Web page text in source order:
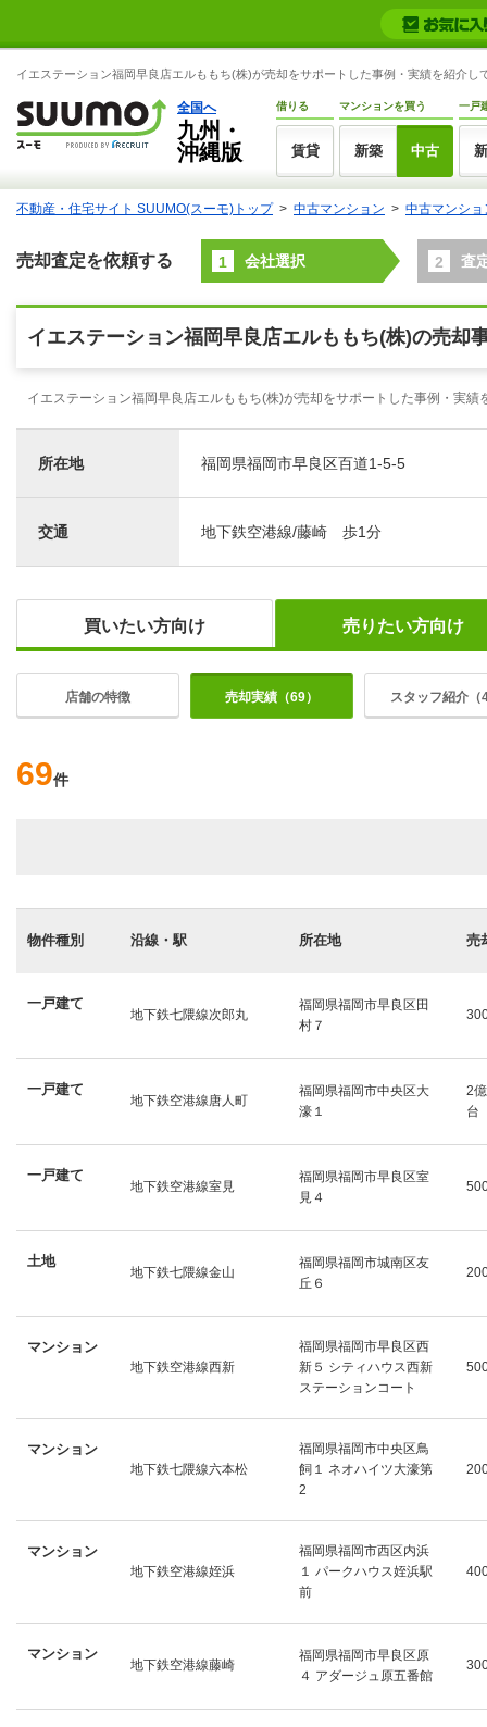
イエステーション福岡早良店エルももち(株)が売却をサポートした事例・実績を紹介し
全国へ
九州・
沖縄版
借りる
賃貸
マンションを買う
新築 中古
一戸
不動産・住宅サイト SUUMO(スーモ)トップ 中古マンション 中古マンシ
売却査定を依頼する 1 会社選択 2 査
イエステーション福岡早良店エルももち(株)の売却
イエステーション福岡早良店エルももち(株)が売却をサポートした事例・実
所在地 福岡県福岡市早良区百道1-5-5
交通 地下鉄空港線/藤崎 歩1分
買いたい方向け 売りたい方向け
店舗の特徴 売却実績（69） スタッフ紹介（
69件
物件種別 沿線・駅 所在地 売
一戸建て
地下鉄七隈線次郎丸
福岡県福岡市早良区田
村７
一戸建て
地下鉄空港線唐人町
福岡県福岡市中央区大
濠１
2
台
一戸建て
地下鉄空港線室見
福岡県福岡市早良区室
見４
土地
地下鉄七隈線金山
福岡県福岡市城南区友
丘６
マンション
地下鉄空港線西新
福岡県福岡市早良区西
新５ シティハウス西新
ステーションコート
マンション
地下鉄七隈線六本松
福岡県福岡市中央区鳥
飼１ ネオハイツ大濠第
2
マンション
地下鉄空港線姪浜
福岡県福岡市西区内浜
１ パークハウス姪浜駅
前
マンション
地下鉄空港線藤崎
福岡県福岡市早良区原
４ アダージュ原五番館